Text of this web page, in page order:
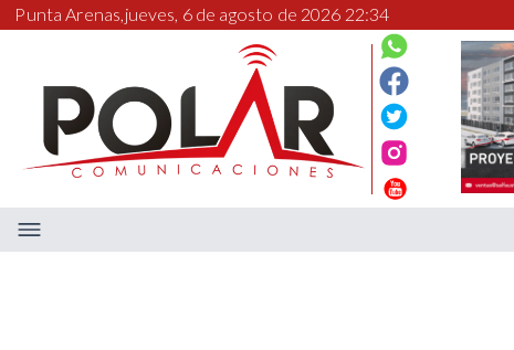
Punta Arenas,jueves, 6 de agosto de 2026 22:34